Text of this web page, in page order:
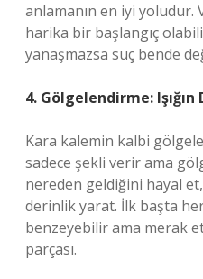
anlamanın en iyi yoludur.
harika bir başlangıç
yanaşmazsa suç bende
4. Gölgelendirme: Işığın
Kara kalemin kalbi
sadece şekli verir ama
nereden geldiğini hayal
derinlik yarat. İlk başta
benzeyebilir ama merak
parçası.